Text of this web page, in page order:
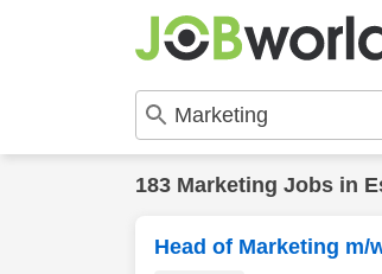
183 Marketing Jobs in
Head of Marketing m/